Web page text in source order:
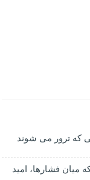
که ترور می شوند
میان فشارها، امید